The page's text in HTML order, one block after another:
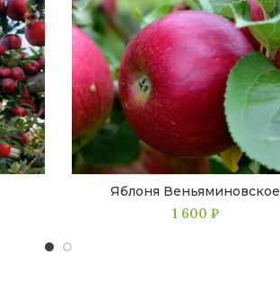
Яблоня Веньяминовское
1 600 ₽